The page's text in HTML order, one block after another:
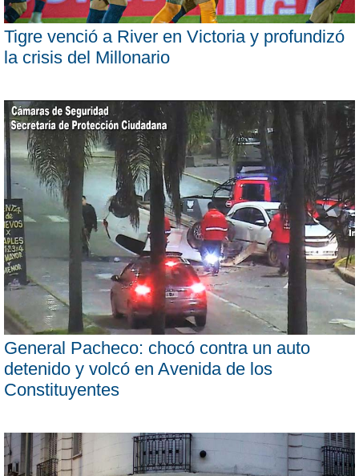
Tigre venció a River en Victoria y profundizó
la crisis del Millonario
General Pacheco: chocó contra un auto
detenido y volcó en Avenida de los
Constituyentes